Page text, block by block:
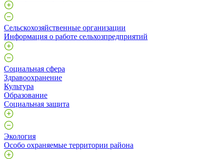
Сельскохозяйственные организации
Информация о работе сельхозпредприятий
Социальная сфера
Здравоохранение
Культура
Образование
Социальная защита
Экология
Особо охраняемые территории района